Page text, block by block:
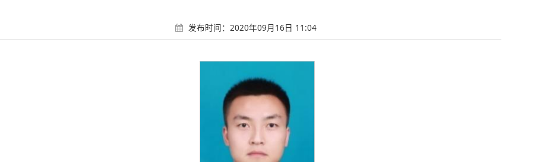
发布时间：2020年09月16日 11:04